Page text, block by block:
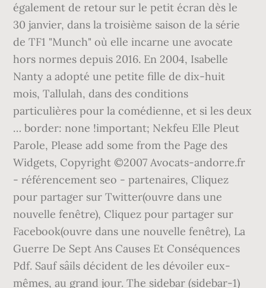
également de retour sur le petit écran dès le
30 janvier, dans la troisième saison de la série
de TF1 "Munch" où elle incarne une avocate
hors normes depuis 2016. En 2004, Isabelle
Nanty a adopté une petite fille de dix-huit
mois, Tallulah, dans des conditions
particulières pour la comédienne, et si les deux
… border: none !important; Nekfeu Elle Pleut
Parole, Please add some from the Page des
Widgets, Copyright ©2007 Avocats-andorre.fr
- référencement seo - partenaires, Cliquez
pour partager sur Twitter(ouvre dans une
nouvelle fenêtre), Cliquez pour partager sur
Facebook(ouvre dans une nouvelle fenêtre), La
Guerre De Sept Ans Causes Et Conséquences
Pdf. Sauf sâils décident de les dévoiler eux-
mêmes, au grand jour. The sidebar (sidebar-1)